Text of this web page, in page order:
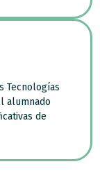
Tecnologías
alumnado
de